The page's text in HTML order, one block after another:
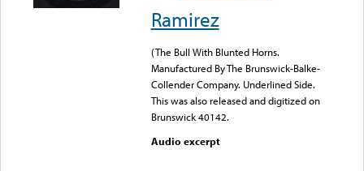
Ramirez
(The Bull With Blunted Horns.
Manufactured By The Brunswick-Balke-
Collender Company. Underlined Side.
This was also released and digitized on
Brunswick 40142.
Audio excerpt